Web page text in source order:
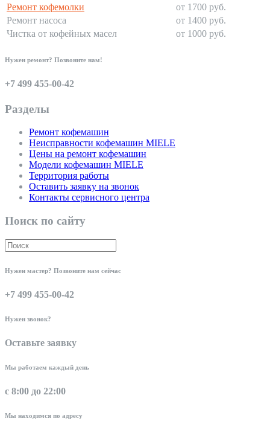
Ремонт кофемолки
от 1700 руб.
Ремонт насоса
от 1400 руб.
Чистка от кофейных масел
от 1000 руб.
Нужен ремонт? Позвоните нам!
+7 499 455-00-42
Разделы
Ремонт кофемашин
Неисправности кофемашин MIELE
Цены на ремонт кофемашин
Модели кофемашин MIELE
Территория работы
Оставить заявку на звонок
Контакты сервисного центра
Поиск по сайту
Нужен мастер? Позвоните нам сейчас
+7 499 455-00-42
Нужен звонок?
Оставьте заявку
Мы работаем каждый день
с 8:00 до 22:00
Мы находимся по адресу